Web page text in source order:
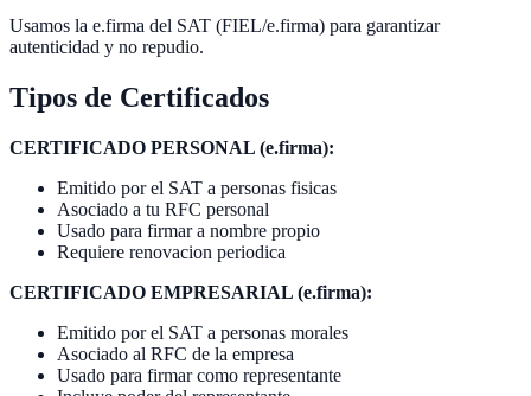
Usamos la e.firma del SAT (FIEL/e.firma) para garantizar
autenticidad y no repudio.
Tipos de Certificados
CERTIFICADO PERSONAL (e.firma):
Emitido por el SAT a personas fisicas
Asociado a tu RFC personal
Usado para firmar a nombre propio
Requiere renovacion periodica
CERTIFICADO EMPRESARIAL (e.firma):
Emitido por el SAT a personas morales
Asociado al RFC de la empresa
Usado para firmar como representante